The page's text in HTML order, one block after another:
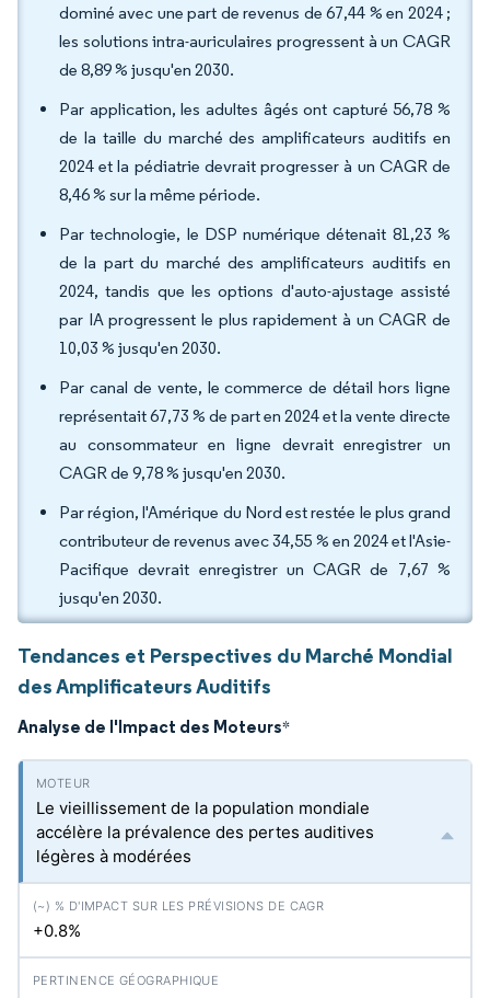
dominé avec une part de revenus de 67,44 % en 2024 ;
les solutions intra-auriculaires progressent à un CAGR
de 8,89 % jusqu'en 2030.
Par application, les adultes âgés ont capturé 56,78 %
de la taille du marché des amplificateurs auditifs en
2024 et la pédiatrie devrait progresser à un CAGR de
8,46 % sur la même période.
Par technologie, le DSP numérique détenait 81,23 %
de la part du marché des amplificateurs auditifs en
2024, tandis que les options d'auto-ajustage assisté
par IA progressent le plus rapidement à un CAGR de
10,03 % jusqu'en 2030.
Par canal de vente, le commerce de détail hors ligne
représentait 67,73 % de part en 2024 et la vente directe
au consommateur en ligne devrait enregistrer un
CAGR de 9,78 % jusqu'en 2030.
Par région, l'Amérique du Nord est restée le plus grand
contributeur de revenus avec 34,55 % en 2024 et l'Asie-
Pacifique devrait enregistrer un CAGR de 7,67 %
jusqu'en 2030.
Tendances et Perspectives du Marché Mondial
des Amplificateurs Auditifs
Analyse de l'Impact des Moteurs*
Le vieillissement de la population mondiale
accélère la prévalence des pertes auditives
légères à modérées
+0.8%